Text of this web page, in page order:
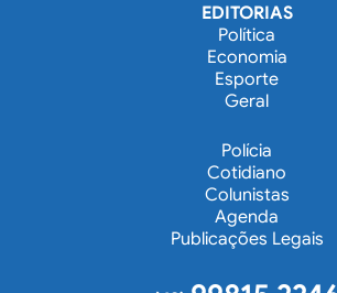
EDITORIAS
Política
Economia
Esporte
Geral
Polícia
Cotidiano
Colunistas
Agenda
Publicações Legais